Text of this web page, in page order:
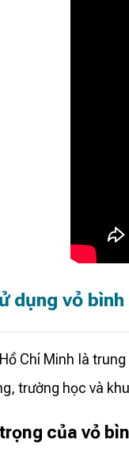
dụng vỏ
Chí Minh là trung
trường học và
của vỏ